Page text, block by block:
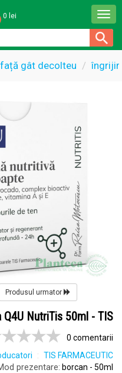
0 lei
gât decolteu
Produsul urmator
NutriTis 50ml - TIS
0 comentarii
TIS FARMACEUTIC
prezentare: borcan - 50ml